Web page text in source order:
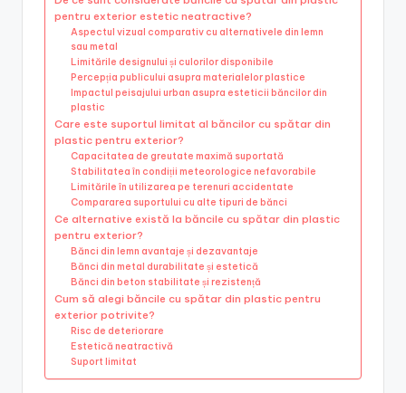
pentru exterior estetic neatractive?
Aspectul vizual comparativ cu alternativele din lemn
sau metal
Limitările designului și culorilor disponibile
Percepția publicului asupra materialelor plastice
Impactul peisajului urban asupra esteticii băncilor din
plastic
Care este suportul limitat al băncilor cu spătar din
plastic pentru exterior?
Capacitatea de greutate maximă suportată
Stabilitatea în condiții meteorologice nefavorabile
Limitările în utilizarea pe terenuri accidentate
Compararea suportului cu alte tipuri de bănci
Ce alternative există la băncile cu spătar din plastic
pentru exterior?
Bănci din lemn avantaje și dezavantaje
Bănci din metal durabilitate și estetică
Bănci din beton stabilitate și rezistență
Cum să alegi băncile cu spătar din plastic pentru
exterior potrivite?
Risc de deteriorare
Estetică neatractivă
Suport limitat